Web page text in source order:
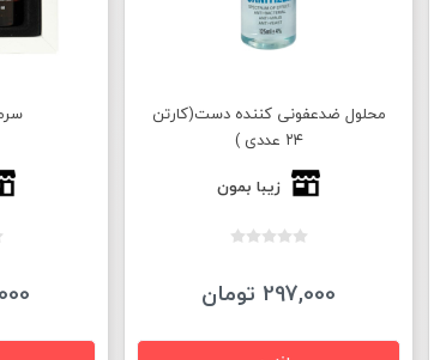
محلول ضدعفونی کننده دست(کارتن
۲۴ عددی )
زیبا بمون
297,000 تومان